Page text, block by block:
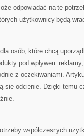
odpowiadać na te
użytkownicy będą
osób, które chcą
pod wpływem
z oczekiwaniami.
się odcienie. Dzięki temu
współczesnych